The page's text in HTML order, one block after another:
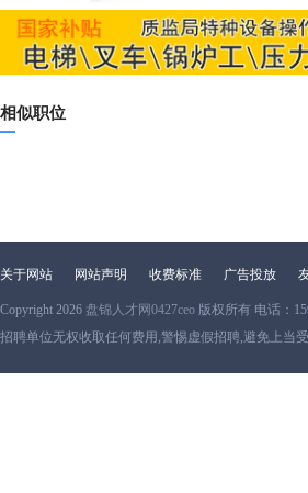
相似职位
关于网站 网站声明 收费标准 广告投放
Copyright 2026 盘锦人才网0427ceo 版权所有 电话：
招聘单位无权收取任何费用,警惕虚假招聘,避免上当